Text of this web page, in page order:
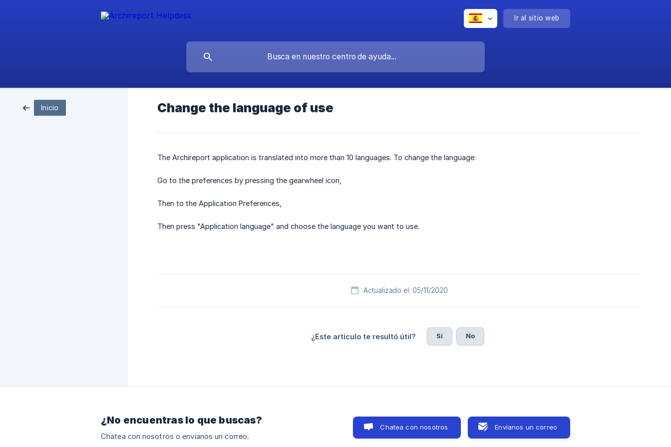
Ir al sitio web
Inicio Change the language of use
The Archireport application is translated into more than 10 languages. To change the language:
Go to the preferences by pressing the gearwheel icon,
Then to the Application Preferences,
Then press "Application language" and choose the language you want to use.
Actualizado el: 05/11/2020
¿Este artículo te resultó útil? Sí No
¿No encuentras lo que buscas?
Chatea con nosotros o envíanos un correo.
Chatea con nosotros Envíanos un correo